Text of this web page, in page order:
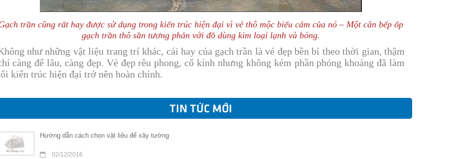
trần cũng rất hay được sử dụng trong kiến trúc hiện đại vì vẻ thô mộc biểu cảm của nó – Một căn bếp ốp
gạch trần thô sần tương phản với đồ dùng kim loại lạnh và bóng.
như những vật liệu trang trí khác, cái hay của gạch trần là vẻ đẹp bền bỉ theo thời gian, thậm
càng để lâu, càng đẹp. Vẻ đẹp rêu phong, cổ kính nhưng không kém phần phóng khoáng đã làm
kiến trúc hiện đại trở nên hoàn chỉnh.
TIN TỨC MỚI
Hướng dẫn cách chọn vật liệu để xây tường
02/12/2016